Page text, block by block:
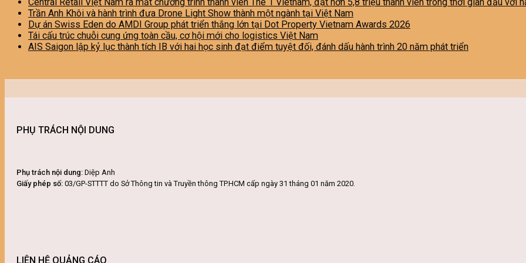
Trần Anh Khôi và hành trình đưa Drone Light Show thành một ngành tại Việt Nam
Dự án Swiss Eden do AMDI Group phát triển thắng lớn tại Dot Property Vietnam Awards 2026
Tái cấu trúc chuỗi cung ứng toàn cầu, cơ hội mới cho logistics Việt Nam
AIS Saigon lập kỷ lục thành tích IB với hai học sinh đạt điểm tuyệt đối, đánh dấu hành trình 20 năm phát triển
PHỤ TRÁCH NỘI DUNG
Phụ trách nội dung: Diệp Anh
Giấy phép số: 03/GP-STTTT do Sở Thông tin và Truyền thông TP.HCM cấp ngày 31 tháng 01 năm 2020.
LIÊN HỆ QUẢNG CÁO